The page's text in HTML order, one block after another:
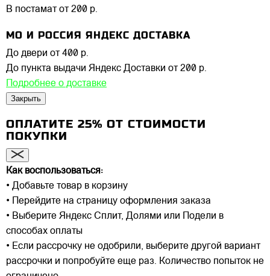
В постамат от 200 р.
МО И РОССИЯ ЯНДЕКС ДОСТАВКА
До двери от 400 р.
До пункта выдачи Яндекс Доставки от 200 р.
Подробнее о доставке
Закрыть
ОПЛАТИТЕ 25% ОТ СТОИМОСТИ
ПОКУПКИ
Как воспользоваться:
• Добавьте товар в корзину
• Перейдите на страницу оформления заказа
• Выберите Яндекс Сплит, Долями или Подели в
способах оплаты
• Если рассрочку не одобрили, выберите другой вариант
рассрочки и попробуйте еще раз. Количество попыток не